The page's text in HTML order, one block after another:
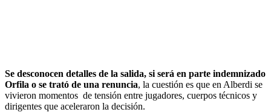
Se desconocen detalles de la salida, si será en parte indemnizado
Orfila o se trató de una renuncia, la cuestión es que en Alberdi se
vivieron momentos de tensión entre jugadores, cuerpos técnicos y
dirigentes que aceleraron la decisión.